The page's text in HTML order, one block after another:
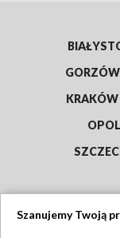
KRAKÓW
Szanujemy Twoją